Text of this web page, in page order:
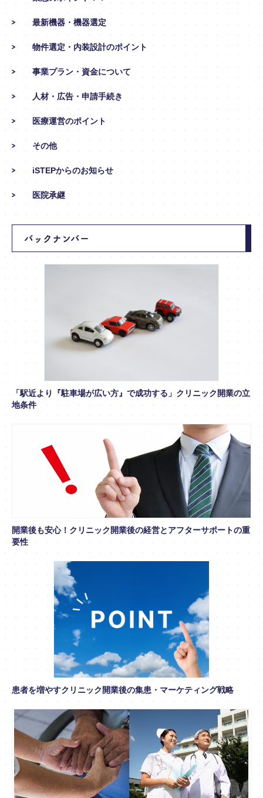
最新機器・機器選定
物件選定・内装設計のポイント
事業プラン・資金について
人材・広告・申請手続き
医療運営のポイント
その他
iSTEPからのお知らせ
医院承継
バックナンバー
「駅近より『駐車場が広い方』で成功する」クリニック開業の立
地条件
開業後も安心！クリニック開業後の経営とアフターサポートの重
要性
患者を増やすクリニック開業後の集患・マーケティング戦略